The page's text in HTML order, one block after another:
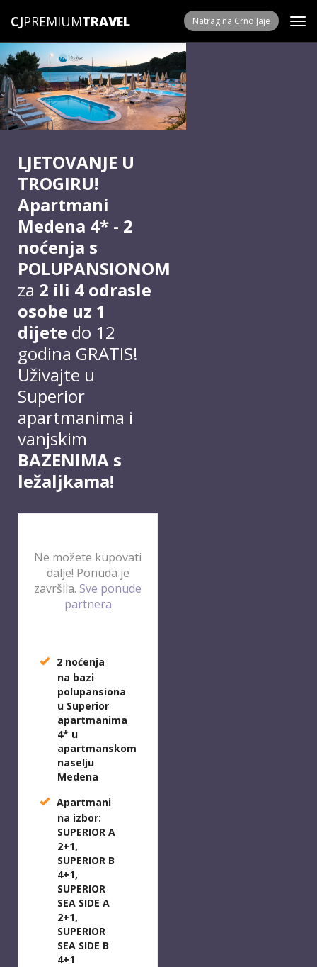
CJPREMIUM Natrag na Crno Jaje
LJETOVANJE U
TROGIRU!
Apartmani
Medena 4* - 2
noćenja s
POLUPANSIONOM
za 2 ili 4 odrasle
osobe uz 1
dijete do 12
godina GRATIS!
Uživajte u
Superior
apartmanima i
vanjskim
BAZENIMA s
ležaljkama!
Ne možete kupovati
dalje! Ponuda je
završila. Sve ponude
partnera
2 noćenja
na bazi
polupansiona
u Superior
apartmanima
4* u
apartmanskom
naselju
Medena
Apartmani
na izbor:
SUPERIOR A
2+1,
SUPERIOR B
4+1,
SUPERIOR
SEA SIDE A
2+1,
SUPERIOR
SEA SIDE B
4+1